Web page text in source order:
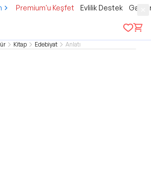
Premium'u Keşfet Evlilik Destek
Kitap Edebiyat Anlatı